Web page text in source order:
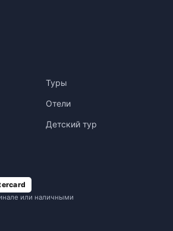
Туры
Отели
Детский тур
или наличными